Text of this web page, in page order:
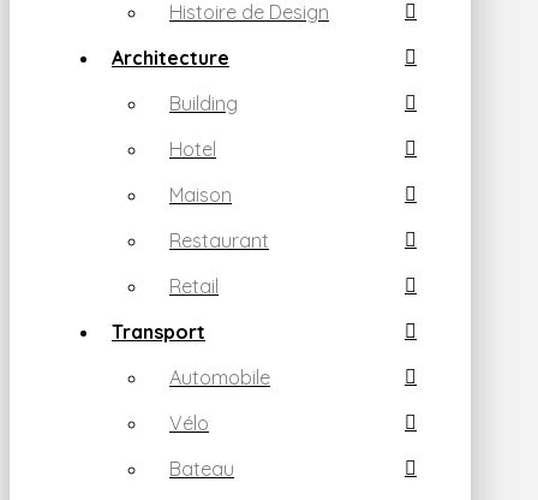
Histoire de Design
Architecture
Building
Hotel
Maison
Restaurant
Retail
Transport
Automobile
Vélo
Bateau